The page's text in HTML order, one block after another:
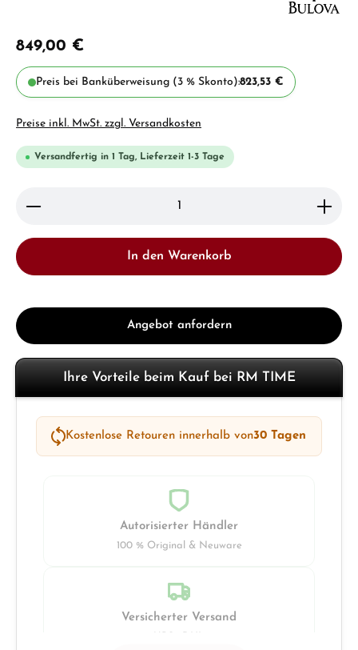
849,00 €
Preis bei Banküberweisung (3 % Skonto):823,53 €
Preise inkl. MwSt. zzgl. Versandkosten
Versandfertig in 1 Tag, Lieferzeit 1-3 Tage
Produkt Anzahl: Gib den gewünschten Wert ein
In den Warenkorb
Angebot anfordern
Ihre Vorteile beim Kauf bei RM TIME
Kostenlose Retouren innerhalb von30 Tagen
Autorisierter Händler
100 % Original & Neuware
Versicherter Versand